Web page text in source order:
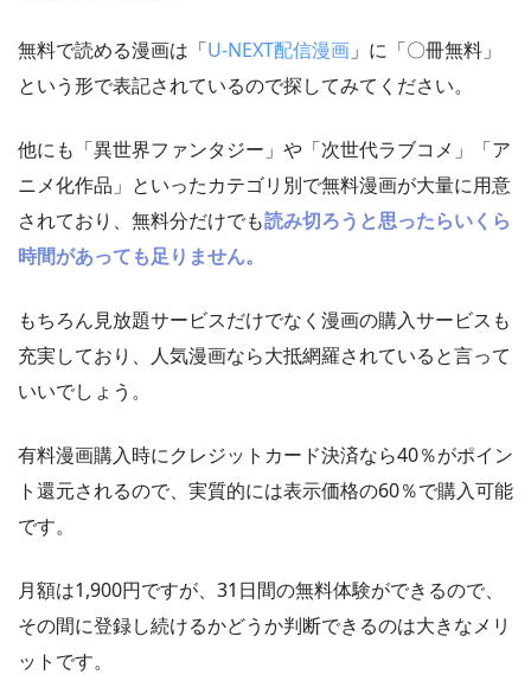
無料で読める漫画は「U-NEXT配信漫画 」に「〇冊無料」
という形で表記されているので探してみてください。
他にも「異世界ファンタジー」や「次世代ラブコメ」「ア
ニメ化作品」といったカテゴリ別で無料漫画が大量に用意
されており、無料分だけでも読み切ろうと思ったらいくら
時間があっても足りません。
もちろん見放題サービスだけでなく漫画の購入サービスも
充実しており、人気漫画なら大抵網羅されていると言って
いいでしょう。
有料漫画購入時にクレジットカード決済なら40％がポイン
ト還元されるので、実質的には表示価格の60％で購入可能
です。
月額は1,900円ですが、31日間の無料体験ができるので、
その間に登録し続けるかどうか判断できるのは大きなメリ
ットです。